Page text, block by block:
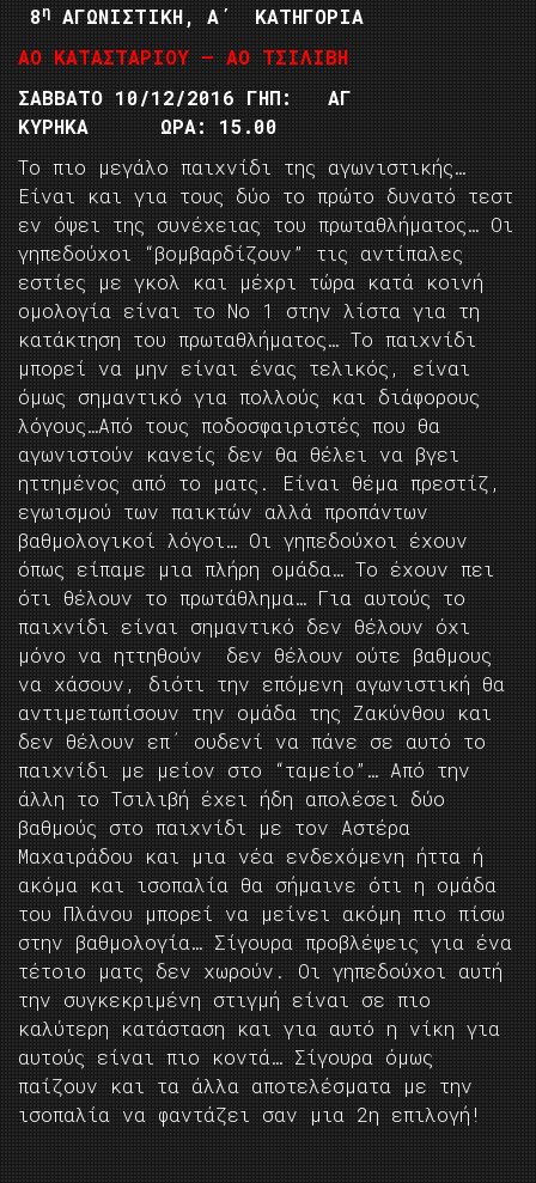
8η
ΑΓΩΝΙΣΤΙΚΗ, Α΄ ΚΑΤΗΓΟΡΙΑ
ΑΟ ΚΑΤΑΣΤΑΡΙΟΥ – ΑΟ ΤΣΙΛΙΒΗ
ΣΑΒΒΑΤΟ 10/12/2016 ΓΗΠ: ΑΓ
ΚΥΡΗΚΑ ΩΡΑ: 15.00
Το πιο μεγάλο παιχνίδι της αγωνιστικής…
Είναι και για τους δύο το πρώτο δυνατό τεστ
εν όψει της συνέχειας του πρωταθλήματος… Οι
γηπεδούχοι “βομβαρδίζουν” τις αντίπαλες
εστίες με γκολ και μέχρι τώρα κατά κοινή
ομολογία είναι το Νο 1 στην λίστα για τη
κατάκτηση του πρωταθλήματος… Το παιχνίδι
μπορεί να μην είναι ένας τελικός, είναι
όμως σημαντικό για πολλούς και διάφορους
λόγους…Από τους ποδοσφαιριστές που θα
αγωνιστούν κανείς δεν θα θέλει να βγει
ηττημένος από το ματς. Είναι θέμα πρεστίζ,
εγωισμού των παικτών αλλά προπάντων
βαθμολογικοί λόγοι… Οι γηπεδούχοι έχουν
όπως είπαμε μια πλήρη ομάδα… Το έχουν πει
ότι θέλουν το πρωτάθλημα… Για αυτούς το
παιχνίδι είναι σημαντικό δεν θέλουν όχι
μόνο να ηττηθούν δεν θέλουν ούτε βαθμους
να χάσουν, διότι την επόμενη αγωνιστική θα
αντιμετωπίσουν την ομάδα της Ζακύνθου και
δεν θέλουν επ΄ ουδενί να πάνε σε αυτό το
παιχνίδι με μείον στο “ταμείο”… Από την
άλλη το Τσιλιβή έχει ήδη απολέσει δύο
βαθμούς στο παιχνίδι με τον Αστέρα
Μαχαιράδου και μια νέα ενδεχόμενη ήττα ή
ακόμα και ισοπαλία θα σήμαινε ότι η ομάδα
του Πλάνου μπορεί να μείνει ακόμη πιο πίσω
στην βαθμολογία… Σίγουρα προβλέψεις για ένα
τέτοιο ματς δεν χωρούν. Οι γηπεδούχοι αυτή
την συγκεκριμένη στιγμή είναι σε πιο
καλύτερη κατάσταση και για αυτό η νίκη για
αυτούς είναι πιο κοντά… Σίγουρα όμως
παίζουν και τα άλλα αποτελέσματα με την
ισοπαλία να φαντάζει σαν μια 2η επιλογή!